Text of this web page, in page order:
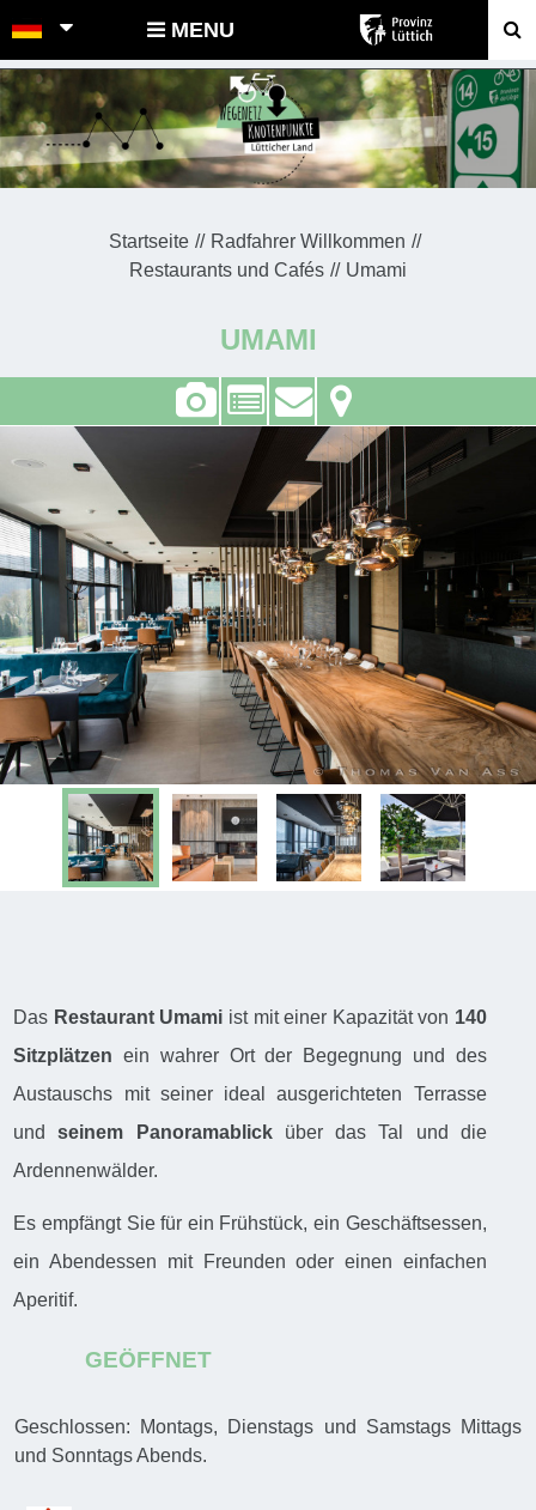
POINTS-NOEUDS MENU
Startseite
Radfahrer Willkommen
Restaurants und Cafés
Umami
UMAMI
Das Restaurant Umami ist mit einer Kapazität von 140
Sitzplätzen ein wahrer Ort der Begegnung und des
Austauschs mit seiner ideal ausgerichteten Terrasse
undseinem Panoramablicküber das Tal und die
Ardennenwälder.
Es empfängt Sie für ein Frühstück, ein Geschäftsessen,
ein Abendessen mit Freunden oder einen einfachen
Aperitif.
GEÖFFNET
Geschlossen: Montags, Dienstags und Samstags Mittags
und Sonntags Abends.